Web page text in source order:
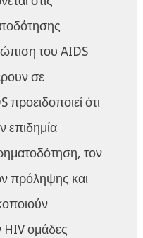
του AIDS
σε
ότι
επιδημία
τον
πρόληψης και
HIV ομάδες